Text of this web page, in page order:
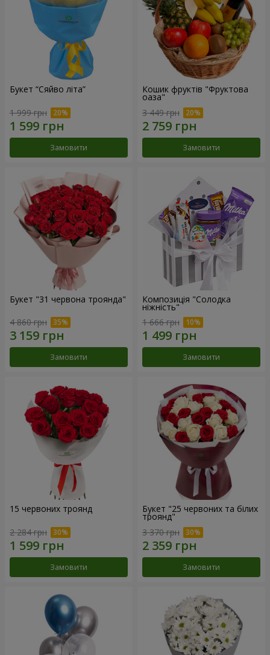
Букет “Сяйво літа”
1 999 грн
Замовити
Кошик фруктів "Фруктова
оаза"
3 449 грн
Замовити
Букет "31 червона троянда"
4 860 грн
Замовити
Композиція "Солодка
ніжність"
1 666 грн
Замовити
15 червоних троянд
2 284 грн
Замовити
Букет "25 червоних та білих
троянд"
3 370 грн
Замовити